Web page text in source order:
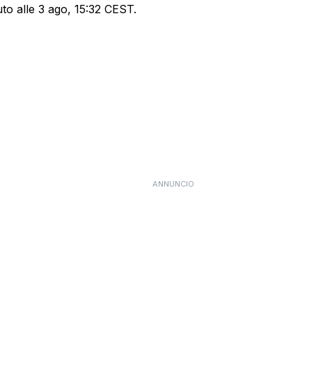
alle 3 ago, 15:32 CEST.
ANNUNCIO